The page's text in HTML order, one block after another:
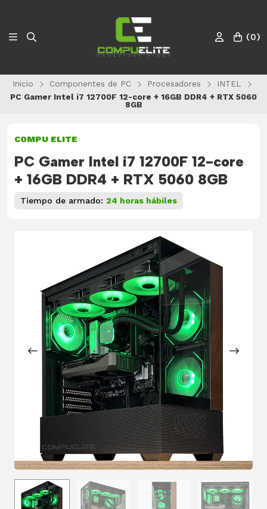
(0)
Inicio Componentes de PC Procesadores
INTEL
PC Gamer Intel i7 12700F 12-core + 16GB DDR4 + RTX 5060
8GB
COMPU ELITE
PC Gamer Intel i7 12700F 12-core
+ 16GB DDR4 + RTX 5060 8GB
Tiempo de armado: 24 horas hábiles